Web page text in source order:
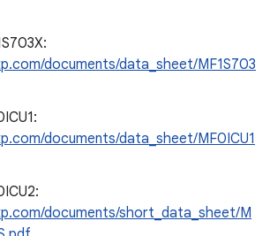
documents/data_sheet/MF1S703
documents/data_sheet/MF0ICU1
documents/short_data_sheet/M